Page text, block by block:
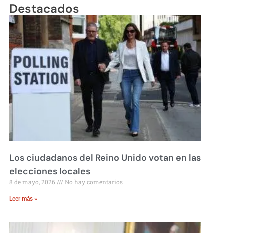
Destacados
Los ciudadanos del Reino Unido votan en las
elecciones locales
8 de mayo, 2026 No hay comentarios
Leer más »